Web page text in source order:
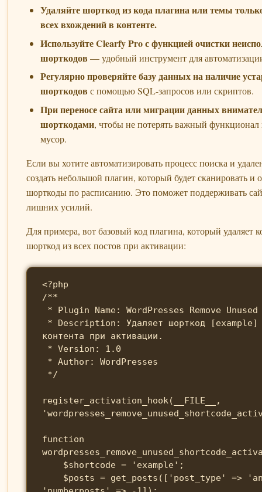
Удаляйте шорткод из кода плагина или темы
всех вхождений в контенте.
Используйте Clearfy Pro с функцией очистки
шорткодов — удобный инструмент для
Регулярно проверяйте базу данных на наличие
шорткодов с помощью SQL-запросов или скриптов.
При переносе сайта или миграции данных
шорткодами, чтобы не потерять важный функционал
мусор.
Если вы хотите автоматизировать процесс поиска и
создать небольшой плагин, который будет сканировать и
шорткоды по расписанию. Это поможет поддерживать
лишних усилий.
Для примера, вот базовый код плагина, который удаляет
шорткод из всех постов при активации:
<?php
/**
контента при активации.
register_activation_hook(__FILE__,
function